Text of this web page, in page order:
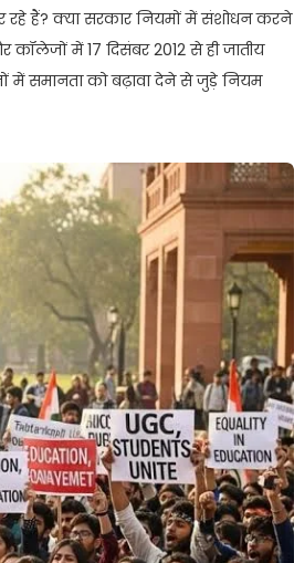
रहे हैं? क्या सरकार नियमों में संशोधन करने
कॉलेजों में 17 दिसंबर 2012 से ही जातीय
में समानता को बढ़ावा देने से जुड़े नियम